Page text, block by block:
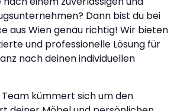
Dann bist du bei
aus Wien genau richtig! Wir bieten
und professionelle Lösung für
nach deinen individuellen
kümmert sich um den